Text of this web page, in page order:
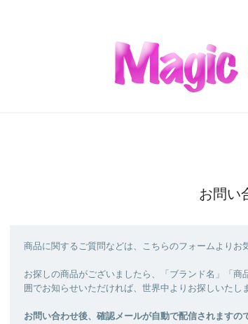
お問い
商品に関するご質問などは、こちらのフォームよりお
お探しの商品がございましたら、「ブランド名」「
囲でお知らせいただければ、世界中よりお探しいたし
お問い合わせ後、確認メールが自動で配信されます